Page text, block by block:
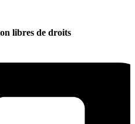
libres de droits